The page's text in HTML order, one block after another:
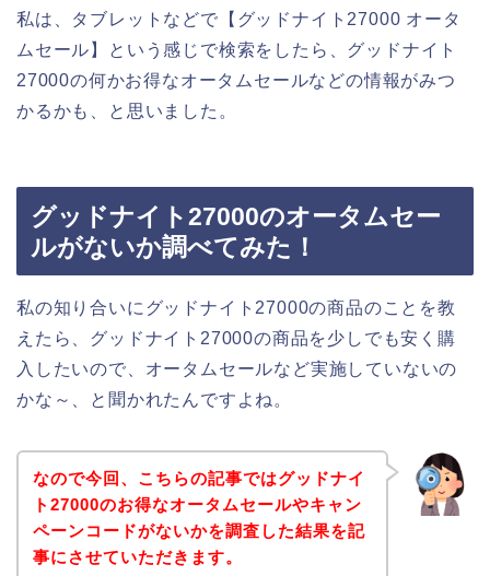
私は、タブレットなどで【グッドナイト27000 オータ
ムセール】という感じで検索をしたら、グッドナイト
27000の何かお得なオータムセールなどの情報がみつ
かるかも、と思いました。
グッドナイト27000のオータムセー
ルがないか調べてみた！
私の知り合いにグッドナイト27000の商品のことを教
えたら、グッドナイト27000の商品を少しでも安く購
入したいので、オータムセールなど実施していないの
かな～、と聞かれたんですよね。
なので今回、こちらの記事ではグッドナイ
ト27000のお得なオータムセールやキャン
ペーンコードがないかを調査した結果を記
事にさせていただきます。